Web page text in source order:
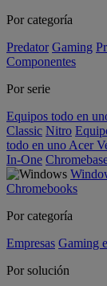
Por categoría
Predator Gaming
Componentes
Por serie
Equipos todo en
Classic Nitro
todo en uno Acer
In-One
Chromebooks
Por categoría
Empresas Gaming
Por solución